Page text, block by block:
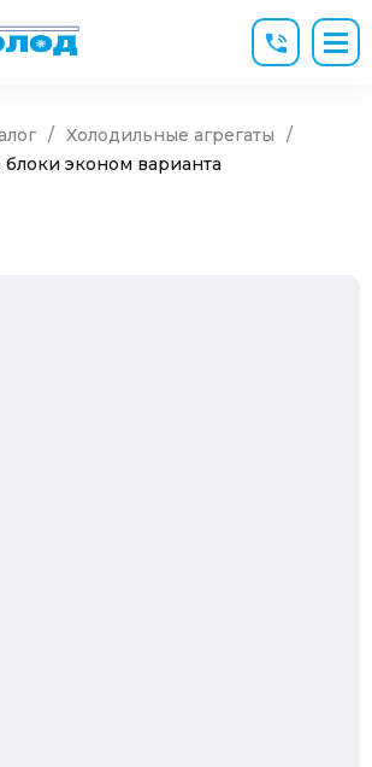
/ Холодильные агрегаты
/
эконом варианта